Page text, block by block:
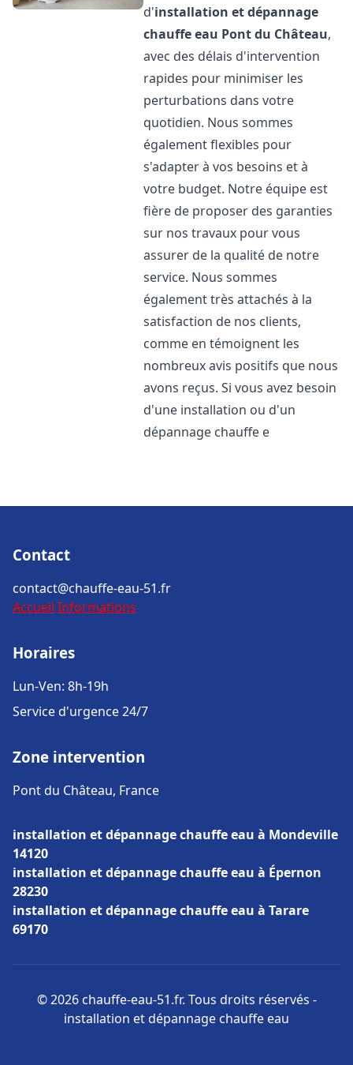
d'installation et dépannage
chauffe eau Pont du Château,
avec des délais d'intervention
rapides pour minimiser les
perturbations dans votre
quotidien. Nous sommes
également flexibles pour
s'adapter à vos besoins et à
votre budget. Notre équipe est
fière de proposer des garanties
sur nos travaux pour vous
assurer de la qualité de notre
service. Nous sommes
également très attachés à la
satisfaction de nos clients,
comme en témoignent les
nombreux avis positifs que nous
avons reçus. Si vous avez besoin
d'une installation ou d'un
dépannage chauffe e
Contact
contact@chauffe-eau-51.fr
Accueil Informations
Horaires
Lun-Ven: 8h-19h
Service d'urgence 24/7
Zone intervention
Pont du Château, France
installation et dépannage chauffe eau à Mondeville
14120
installation et dépannage chauffe eau à Épernon
28230
installation et dépannage chauffe eau à Tarare
69170
© 2026 chauffe-eau-51.fr. Tous droits réservés -
installation et dépannage chauffe eau